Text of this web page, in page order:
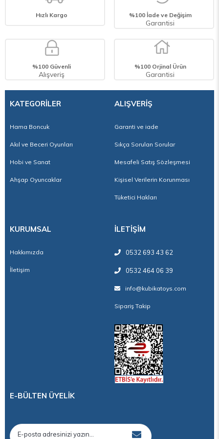
Dairesel hareketlerle ütüyü gezdirin; sabit tutmayın.
💡 Ekstra Bilgi
Hama boncuklarını doğum günü için hediye ettiğinizde, çocuk yalnızca eğlenmekle
kalmaz; aynı zamanda motor becerilerini, hayal gücünü ve dikkatini de geliştirir. –
Hızlı Kargo %100 İade ve Değişim
Garantisi
%100 Güvenli
Alışveriş
%100 Orjinal Ürün
Garantisi
KATEGORİLER
Hama Boncuk
Akıl ve Beceri Oyunları
Hobi ve Sanat
Ahşap Oyuncaklar
ALIŞVERİŞ
Garanti ve iade
Sıkça Sorulan Sorular
Mesafeli Satış Sözleşmesi
Kişisel Verilerin Korunması
Tüketici Hakları
KURUMSAL
Hakkımızda
İletişim
İLETİŞİM
0532 693 43 62
0532 464 06 39
info@kubikatoys.com
Sipariş Takip
E-BÜLTEN ÜYELİK